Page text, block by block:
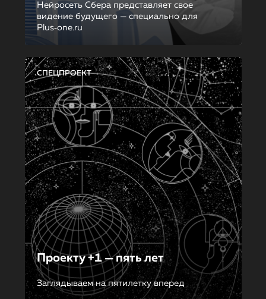
Нейросеть Сбера представляет свое
видение будущего — специально для
Plus‑one.ru
СПЕЦПРОЕКТ
Проекту +1 — пять лет
Заглядываем на пятилетку вперед